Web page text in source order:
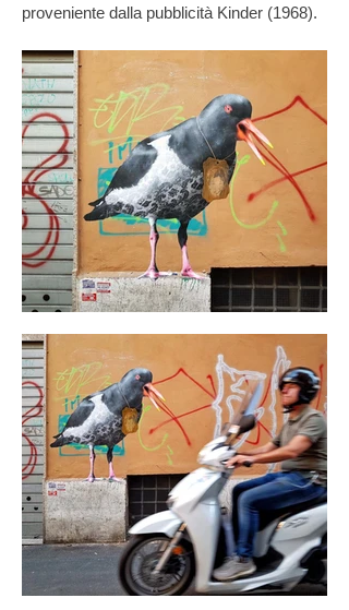
proveniente dalla pubblicità Kinder (1968).